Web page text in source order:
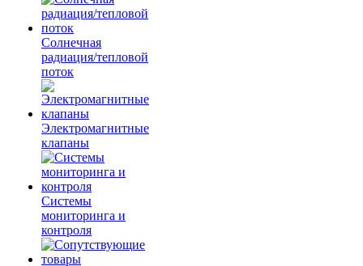
Солнечная
радиация/тепловой
поток
Электромагнитные
клапаны
Системы
мониторинга и
контроля